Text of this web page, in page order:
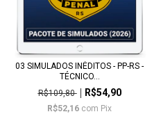
03 SIMULADOS INÉDITOS - PP-RS -
TÉCNICO...
R$109,80
R$54,90
R$52,16 com Pix